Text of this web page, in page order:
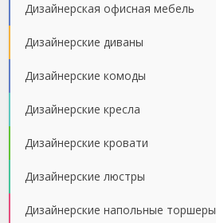
Дизайнерская офисная мебель
Дизайнерские диваны
Дизайнерские комоды
Дизайнерские кресла
Дизайнерские кровати
Дизайнерские люстры
Дизайнерские напольные торшеры